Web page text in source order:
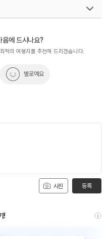
음에 드시나요?
적의 여행지를 추천해 드리겠습니다.
별로예요
사진 등록
!